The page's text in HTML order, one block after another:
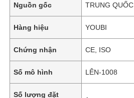
Nguồn gốc TRUNG QUỐC
Hàng hiệu YOUBI
Chứng nhận CE, ISO
Số mô hình LÊN-1008
Số lượng đặt